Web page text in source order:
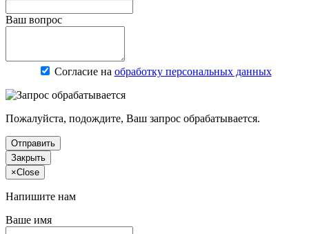
Ваш вопрос
Согласие на обработку персональных данных
Пожалуйста, подождите, Ваш запрос обрабатывается.
Отправить
Закрыть
×Close
Напишите нам
Ваше имя